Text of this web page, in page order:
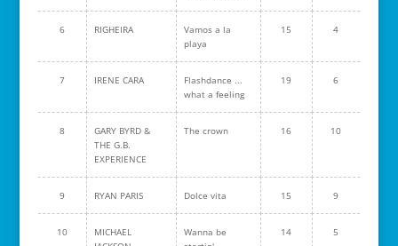
6 RIGHEIRA
Vamos a la
playa
15 4
7 IRENE CARA
Flashdance ...
what a feeling
19 6
8
GARY BYRD &
THE G.B.
EXPERIENCE
The crown 16 10
9 RYAN PARIS Dolce vita 15 9
10
MICHAEL
Wanna be
14 5